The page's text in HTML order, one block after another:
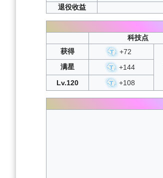
退役收益
科技点
获得
+72
满星
+144
Lv.120
+108